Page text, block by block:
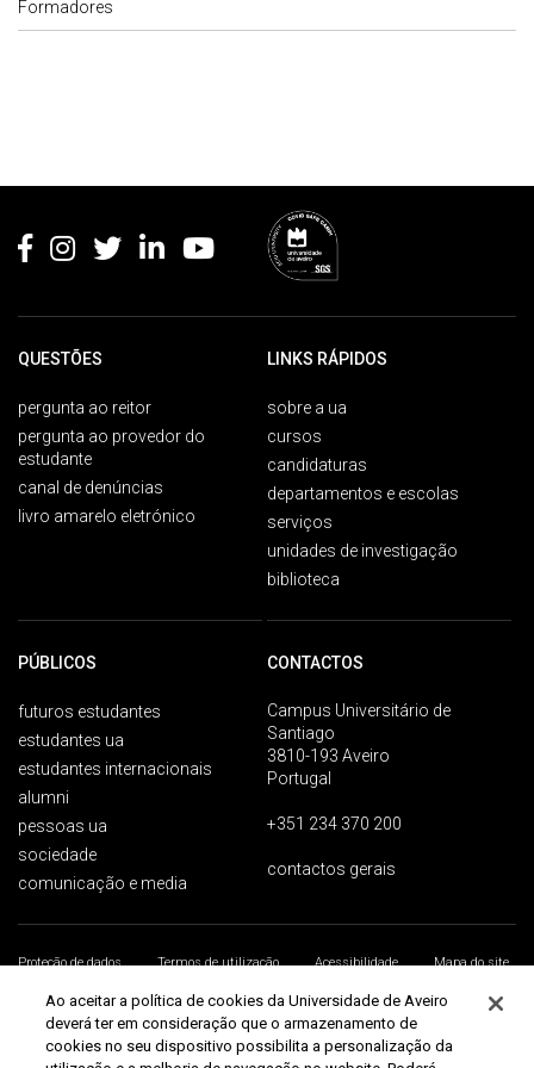
Formadores
QUESTÕES
pergunta ao reitor
pergunta ao provedor do
estudante
canal de denúncias
livro amarelo eletrónico
LINKS RÁPIDOS
sobre a ua
cursos
candidaturas
departamentos e escolas
serviços
unidades de investigação
biblioteca
PÚBLICOS
futuros estudantes
estudantes ua
estudantes internacionais
alumni
pessoas ua
sociedade
comunicação e media
CONTACTOS
Campus Universitário de
Santiago
3810-193 Aveiro
Portugal
+351 234 370 200
contactos gerais
Proteção de dados Termos de utilização Acessibilidade
Mapa do site
Universidade de Aveiro 2026
Ao aceitar a política de cookies da Universidade de Aveiro
deverá ter em consideração que o armazenamento de
cookies no seu dispositivo possibilita a personalização da